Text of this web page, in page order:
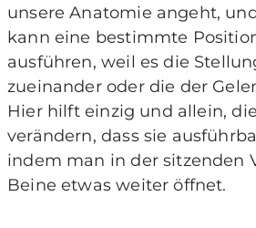
unsere Anatomie angeht,
kann eine bestimmte
ausführen, weil es die
zueinander oder die der
Hier hilft einzig und allein,
verändern, dass sie
indem man in der sitzenden
Beine etwas weiter öffnet.